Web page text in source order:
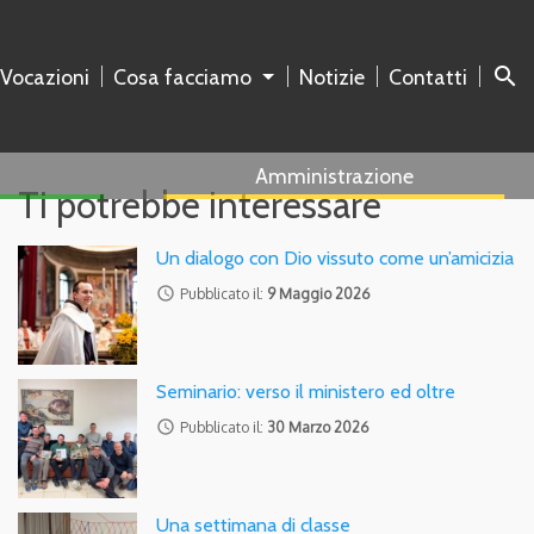
Cosa facciamo Notizie Contatti search
Amministrazione
Ti potrebbe interessare
Un dialogo con Dio vissuto come un’amicizia
access_time Pubblicato il: 9 Maggio 2026
Seminario: verso il ministero ed oltre
access_time Pubblicato il: 30 Marzo 2026
Una settimana di classe